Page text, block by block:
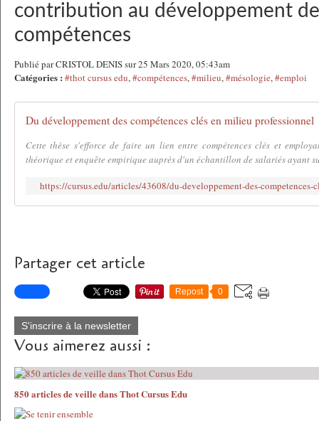
contribution au développement
compétences
Publié par CRISTOL DENIS sur 25 Mars 2020, 05:43am
Catégories : #thot cursus edu,#compétences,#milieu,#mésologie,#emploi
Du développement des compétences clés en milieu professionnel
Cette thèse s'efforce de faire un lien entre compétences clés et
théorique et enquête empirique auprès d'un échantillon de salariés ayant
https://cursus.edu/articles/43608/du-developpement-des-
Partager cet article
Repost 0
S'inscrire à la newsletter
Vous aimerez aussi :
850 articles de veille dans Thot Cursus Edu